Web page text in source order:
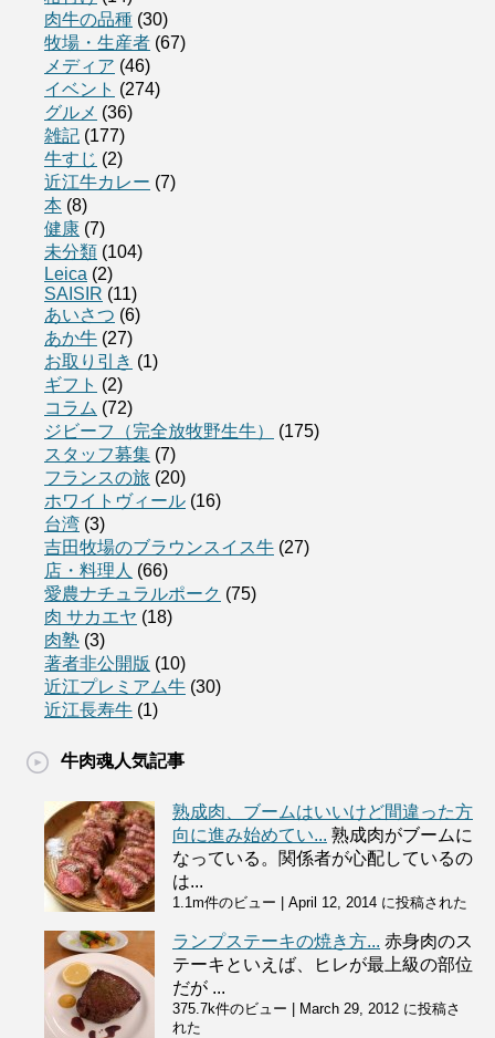
肉牛の品種 (30)
牧場・生産者 (67)
メディア (46)
イベント (274)
グルメ (36)
雑記 (177)
牛すじ (2)
近江牛カレー (7)
本 (8)
健康 (7)
未分類 (104)
Leica (2)
SAISIR (11)
あいさつ (6)
あか牛 (27)
お取り引き (1)
ギフト (2)
コラム (72)
ジビーフ（完全放牧野生牛）
(175)
スタッフ募集 (7)
フランスの旅 (20)
ホワイトヴィール (16)
台湾 (3)
吉田牧場のブラウンスイス牛 (27)
店・料理人 (66)
愛農ナチュラルポーク (75)
肉 サカエヤ (18)
肉塾 (3)
著者非公開版 (10)
近江プレミアム牛 (30)
近江長寿牛 (1)
牛肉魂人気記事
熟成肉、ブームはいいけど間違った方
向に進み始めてい... 熟成肉がブームに
なっている。関係者が心配しているの
は...
1.1m件のビュー April 12, 2014 に投稿された
ランプステーキの焼き方... 赤身肉のス
テーキといえば、ヒレが最上級の部位
だが ...
375.7k件のビュー
March 29, 2012 に投稿さ
れた